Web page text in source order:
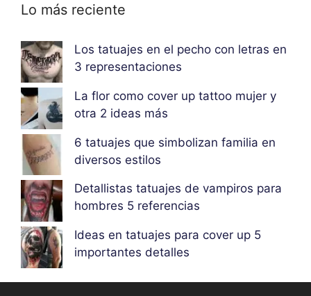
Lo más reciente
Los tatuajes en el pecho con letras en
3 representaciones
La flor como cover up tattoo mujer y
otra 2 ideas más
6 tatuajes que simbolizan familia en
diversos estilos
Detallistas tatuajes de vampiros para
hombres 5 referencias
Ideas en tatuajes para cover up 5
importantes detalles